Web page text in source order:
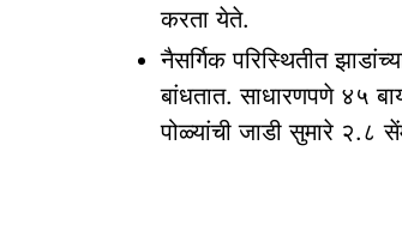
करता येते.
नैसर्गिक परिस्थितीत
बांधतात. साधारणपणे ४५
पोळ्यांची जाडी सुमारे २.८